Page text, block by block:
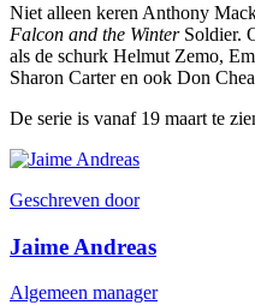
Niet alleen keren Anthony
Falcon and the WinterSoldier.
als de schurk Helmut Zemo,
Sharon Carter en ook Don
De serie is vanaf 19 maart te
Geschreven door
Jaime Andreas
Algemeen manager